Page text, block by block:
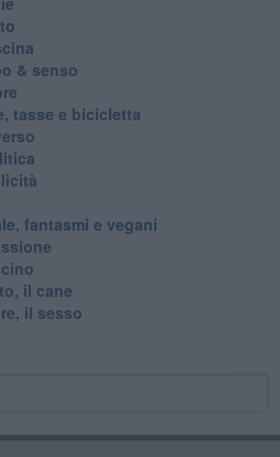
& senso
tasse e bicicletta
fantasmi e vegani
il cane
il sesso